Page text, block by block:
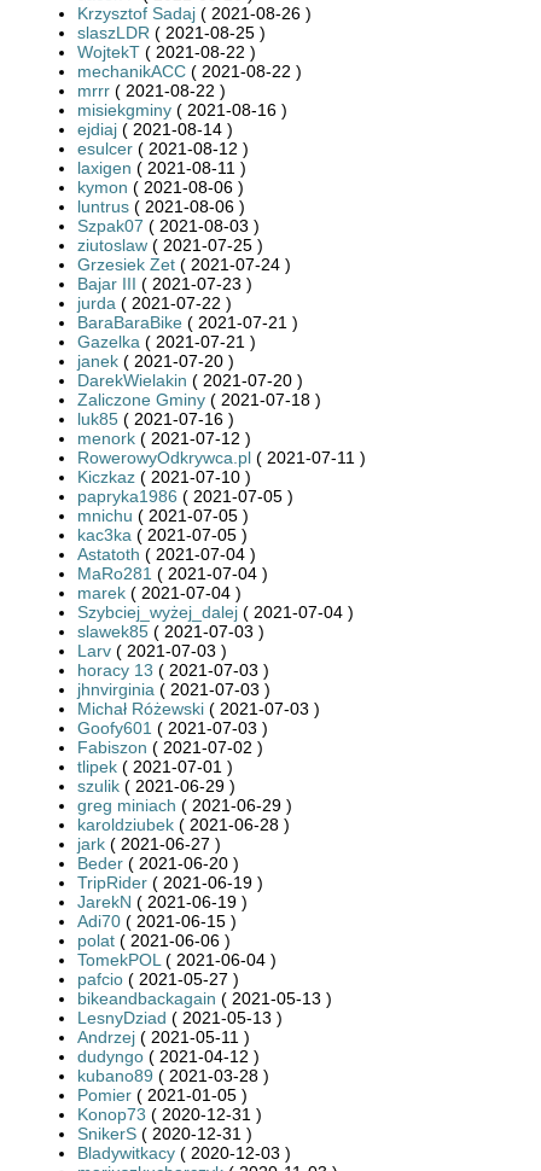
Krzysztof Sadaj ( 2021-08-26 )
slaszLDR ( 2021-08-25 )
WojtekT ( 2021-08-22 )
mechanikACC ( 2021-08-22 )
mrrr ( 2021-08-22 )
misiekgminy ( 2021-08-16 )
ejdiaj ( 2021-08-14 )
esulcer ( 2021-08-12 )
laxigen ( 2021-08-11 )
kymon ( 2021-08-06 )
luntrus ( 2021-08-06 )
Szpak07 ( 2021-08-03 )
ziutoslaw ( 2021-07-25 )
Grzesiek Zet ( 2021-07-24 )
Bajar III ( 2021-07-23 )
jurda ( 2021-07-22 )
BaraBaraBike ( 2021-07-21 )
Gazelka ( 2021-07-21 )
janek ( 2021-07-20 )
DarekWielakin ( 2021-07-20 )
Zaliczone Gminy ( 2021-07-18 )
luk85 ( 2021-07-16 )
menork ( 2021-07-12 )
RowerowyOdkrywca.pl ( 2021-07-11 )
Kiczkaz ( 2021-07-10 )
papryka1986 ( 2021-07-05 )
mnichu ( 2021-07-05 )
kac3ka ( 2021-07-05 )
Astatoth ( 2021-07-04 )
MaRo281 ( 2021-07-04 )
marek ( 2021-07-04 )
Szybciej_wyżej_dalej ( 2021-07-04 )
slawek85 ( 2021-07-03 )
Larv ( 2021-07-03 )
horacy 13 ( 2021-07-03 )
jhnvirginia ( 2021-07-03 )
Michał Różewski ( 2021-07-03 )
Goofy601 ( 2021-07-03 )
Fabiszon ( 2021-07-02 )
tlipek ( 2021-07-01 )
szulik ( 2021-06-29 )
greg miniach ( 2021-06-29 )
karoldziubek ( 2021-06-28 )
jark ( 2021-06-27 )
Beder ( 2021-06-20 )
TripRider ( 2021-06-19 )
JarekN ( 2021-06-19 )
Adi70 ( 2021-06-15 )
polat ( 2021-06-06 )
TomekPOL ( 2021-06-04 )
pafcio ( 2021-05-27 )
bikeandbackagain ( 2021-05-13 )
LesnyDziad ( 2021-05-13 )
Andrzej ( 2021-05-11 )
dudyngo ( 2021-04-12 )
kubano89 ( 2021-03-28 )
Pomier ( 2021-01-05 )
Konop73 ( 2020-12-31 )
SnikerS ( 2020-12-31 )
Bladywitkacy ( 2020-12-03 )